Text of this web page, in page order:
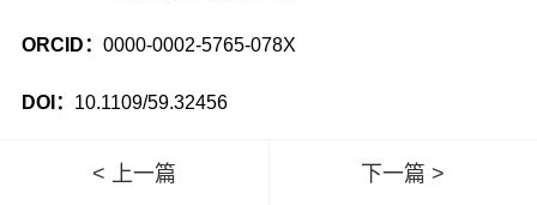
ORCID： 0000-0002-5765-078X
DOI： 10.1109/59.32456
< 上一篇 下一篇 >